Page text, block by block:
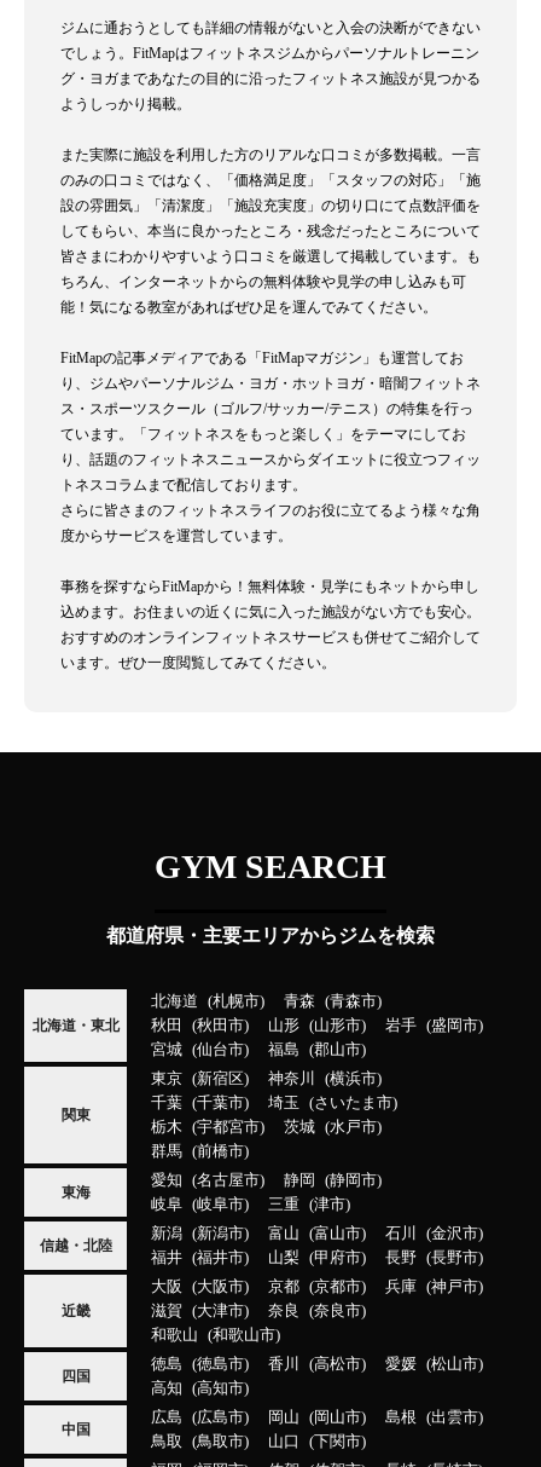
ジムに通おうとしても詳細の情報がないと入会の決断ができない
でしょう。FitMapはフィットネスジムからパーソナルトレーニン
グ・ヨガまであなたの目的に沿ったフィットネス施設が見つかる
ようしっかり掲載。
また実際に施設を利用した方のリアルな口コミが多数掲載。一言
のみの口コミではなく、「価格満足度」「スタッフの対応」「施
設の雰囲気」「清潔度」「施設充実度」の切り口にて点数評価を
してもらい、本当に良かったところ・残念だったところについて
皆さまにわかりやすいよう口コミを厳選して掲載しています。も
ちろん、インターネットからの無料体験や見学の申し込みも可
能！気になる教室があればぜひ足を運んでみてください。
FitMapの記事メディアである「FitMapマガジン」も運営してお
り、ジムやパーソナルジム・ヨガ・ホットヨガ・暗闇フィットネ
ス・スポーツスクール（ゴルフ/サッカー/テニス）の特集を行っ
ています。「フィットネスをもっと楽しく」をテーマにしてお
り、話題のフィットネスニュースからダイエットに役立つフィッ
トネスコラムまで配信しております。
さらに皆さまのフィットネスライフのお役に立てるよう様々な角
度からサービスを運営しています。
事務を探すならFitMapから！無料体験・見学にもネットから申し
込めます。お住まいの近くに気に入った施設がない方でも安心。
おすすめのオンラインフィットネスサービスも併せてご紹介して
います。ぜひ一度閲覧してみてください。
GYM SEARCH
都道府県・主要エリアからジムを検索
北海道・東北
北海道 札幌市 青森
青森市
秋田
秋田市 山形 山形市 岩手
盛岡市
宮城
仙台市 福島 郡山市
関東
東京 新宿区 神奈川
横浜市
千葉
千葉市 埼玉
さいたま市
栃木
宇都宮市 茨城
水戸市
群馬
前橋市
東海
愛知 名古屋市 静岡
静岡市
岐阜
岐阜市 三重 津市
信越・北陸
新潟 新潟市 富山 富山市 石川
金沢市
福井
福井市 山梨 甲府市 長野 長野市
近畿
大阪 大阪市 京都 京都市 兵庫
神戸市
滋賀
大津市 奈良
奈良市
和歌山
和歌山市
四国
徳島 徳島市 香川 高松市 愛媛
松山市
高知
高知市
中国
広島 広島市 岡山 岡山市 島根
出雲市
鳥取
鳥取市 山口 下関市